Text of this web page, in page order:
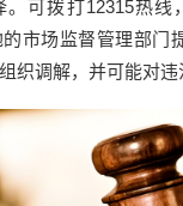
。可拨打12315热线
市场监督管理部门
织调解，并可能对违